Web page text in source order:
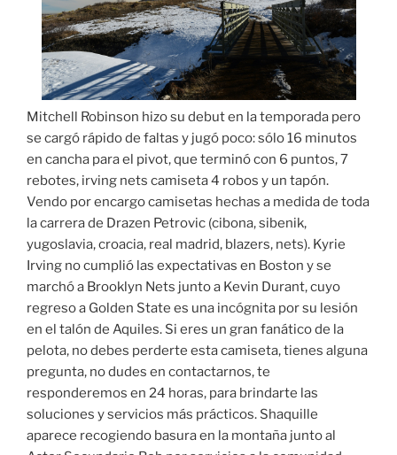
Mitchell Robinson hizo su debut en la temporada pero
se cargó rápido de faltas y jugó poco: sólo 16 minutos
en cancha para el pivot, que terminó con 6 puntos, 7
rebotes, irving nets camiseta 4 robos y un tapón.
Vendo por encargo camisetas hechas a medida de toda
la carrera de Drazen Petrovic (cibona, sibenik,
yugoslavia, croacia, real madrid, blazers, nets). Kyrie
Irving no cumplió las expectativas en Boston y se
marchó a Brooklyn Nets junto a Kevin Durant, cuyo
regreso a Golden State es una incógnita por su lesión
en el talón de Aquiles. Si eres un gran fanático de la
pelota, no debes perderte esta camiseta, tienes alguna
pregunta, no dudes en contactarnos, te
responderemos en 24 horas, para brindarte las
soluciones y servicios más prácticos. Shaquille
aparece recogiendo basura en la montaña junto al